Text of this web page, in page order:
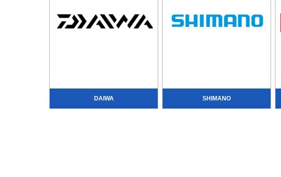
DAIWA SHIMANO